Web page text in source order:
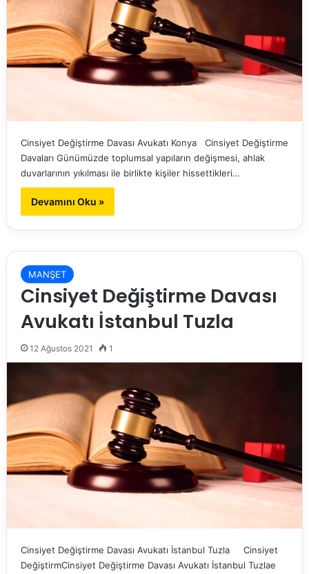
Cinsiyet Değiştirme Davası Avukatı Konya Cinsiyet Değiştirme
Davaları Günümüzde toplumsal yapıların değişmesi, ahlak
duvarlarının yıkılması ile birlikte kişiler hissettikleri…
Devamını Oku »
MANŞET
Cinsiyet Değiştirme Davası
Avukatı İstanbul Tuzla
12 Ağustos 2021 1
Cinsiyet Değiştirme Davası Avukatı İstanbul Tuzla Cinsiyet
DeğiştirmCinsiyet Değiştirme Davası Avukatı İstanbul Tuzlae